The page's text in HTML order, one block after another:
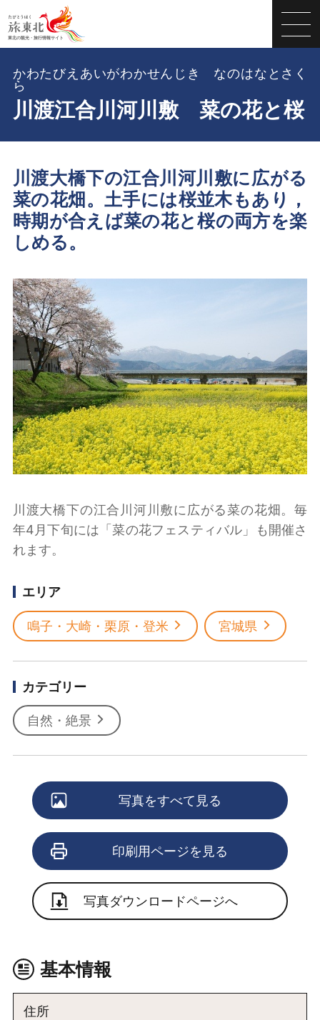
川渡江合川河川敷 菜の花と桜
かわたびえあいがわかせんじき なのはなとさく
ら
川渡大橋下の江合川河川敷に広がる
菜の花畑。土手には桜並木もあり，
時期が合えば菜の花と桜の両方を楽
しめる。
川渡大橋下の江合川河川敷に広がる菜の花畑。毎
年4月下旬には「菜の花フェスティバル」も開催さ
れます。
エリア
鳴子・大崎・栗原・登米 宮城県
カテゴリー
自然・絶景
写真をすべて見る
印刷用ページを見る
写真ダウンロードページへ
基本情報
住所